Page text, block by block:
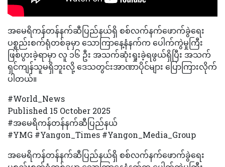
အမေရိကန်တန်နက်ဆီပြည်နယ်ရှိ စစ်လက်နက်ဖောက်ခွဲရေး
ပစ္စည်းစက်ရုံတစ်ခုမှာ သောကြာနေ့နံနက်က ပေါက်ကွဲမှုကြီး
ဖြစ်ပွားခဲ့ရာမှာ လူ ၁၆ ဦး အသက်ဆုံးရှုးခဲ့ရဖွယ်ရှိပြီး အသက်
ရှင်ကျန်သူမရှိဘူးလို့ ဒေသတွင်းအာဏာပိုင်များ ပြောကြားလိုက်
ပါတယ်။
#World_News
Published 15 October 2025
#အမေရိကန်တန်နက်ဆီပြည်နယ်
#YMG #Yangon_Times #Yangon_Media_Group
အမေရိကန်တန်နက်ဆီပြည်နယ်ရှိ စစ်လက်နက်ဖောက်ခွဲရေး